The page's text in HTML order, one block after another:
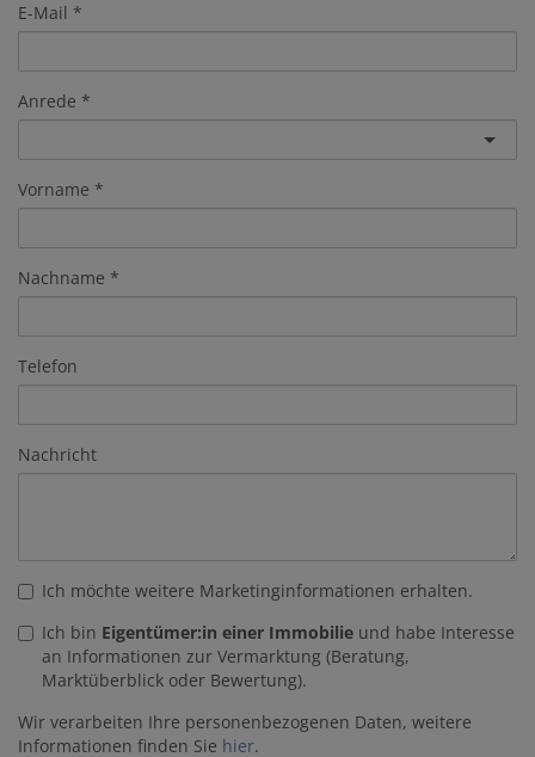
E-Mail
Anrede
Vorname
Nachname
Telefon
Nachricht
Ich möchte weitere Marketinginformationen erhalten.
Ich bin Eigentümer:in einer Immobilie und habe Interesse
an Informationen zur Vermarktung (Beratung,
Marktüberblick oder Bewertung).
Wir verarbeiten Ihre personenbezogenen Daten, weitere
Informationen finden Sie hier.